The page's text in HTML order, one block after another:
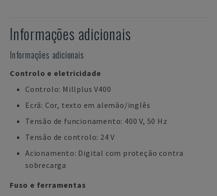
Informações adicionais
Informações adicionais
Controlo e eletricidade
Controlo: Millplus V400
Ecrã: Cor, texto em alemão/inglês
Tensão de funcionamento: 400 V, 50 Hz
Tensão de controlo: 24 V
Acionamento: Digital com proteção contra
sobrecarga
Fuso e ferramentas